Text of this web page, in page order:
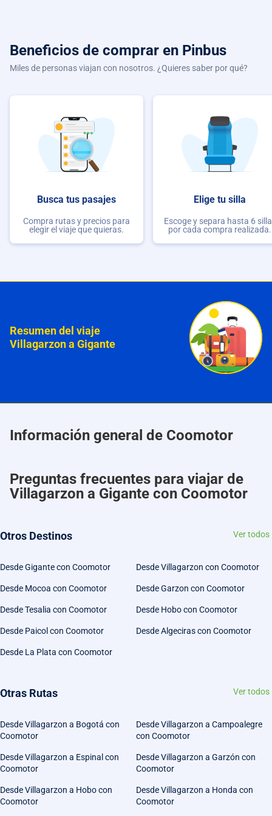
Beneficios de comprar en Pinbus
Miles de personas viajan con nosotros. ¿Quieres saber por qué?
Busca tus pasajes
Compra rutas y precios para
elegir el viaje que quieras.
Elige tu silla
Escoge y separa hasta 6
por cada compra realizada.
Resumen del viaje
Villagarzon a Gigante
Información general de Coomotor
Preguntas frecuentes para viajar de
Villagarzon a Gigante con Coomotor
Otros Destinos Ver todos
Desde Gigante con Coomotor Desde Villagarzon con Coomotor
Desde Mocoa con Coomotor Desde Garzon con Coomotor
Desde Tesalia con Coomotor Desde Hobo con Coomotor
Desde Paicol con Coomotor Desde Algeciras con Coomotor
Desde La Plata con Coomotor
Otras Rutas Ver todos
Desde Villagarzon a Bogotá con
Coomotor
Desde Villagarzon a Campoalegre
con Coomotor
Desde Villagarzon a Espinal con
Coomotor
Desde Villagarzon a Garzón con
Coomotor
Desde Villagarzon a Hobo con
Coomotor
Desde Villagarzon a Honda con
Coomotor